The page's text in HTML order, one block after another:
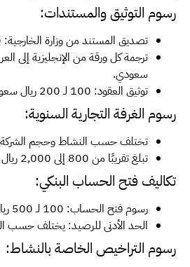
رسوم التوثيق والمستندات:
تصديق المستند من وزارة الخارجية: 10 ريالات سعودية.
سعودي.
توثيق العقود: 100 لـ 200 ريال سعودي.
رسوم الغرفة التجارية السنوية:
تختلف حسب النشاط وحجم
تبلغ تقريبًا من 800 إلى 2,000 ريال سعودي سنويًا.
تكاليف فتح الحساب البنكي:
رسوم فتح الحساب: 100 لـ 500 ريال سعودي.
الحد الأدنى للرصيد: يختلف حسب
رسوم التراخيص الخاصة بالنشاط: